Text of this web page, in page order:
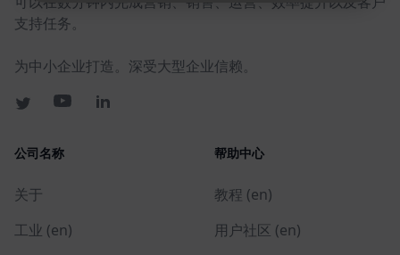
支持任务。
为中小企业打造。深受大型企业信赖。
公司名称
关于
工业 (en)
帮助中心
教程 (en)
用户社区 (en)